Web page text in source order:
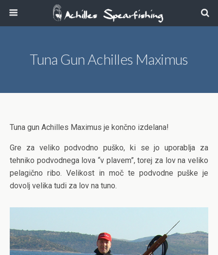
Tuna Gun Achilles Maximus
Tuna gun Achilles Maximus je končno izdelana!
Gre za veliko podvodno puško, ki se jo uporablja za
tehniko podvodnega lova “v plavem”, torej za lov na veliko
pelagično ribo. Velikost in moč te podvodne puške je
dovolj velika tudi za lov na tuno.